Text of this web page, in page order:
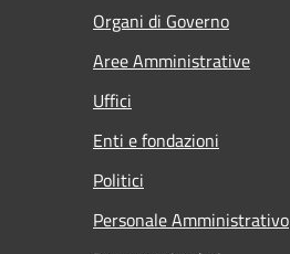
Organi di Governo
Aree Amministrative
Uffici
Enti e fondazioni
Politici
Personale Amministrativo